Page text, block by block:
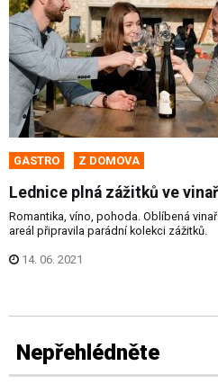
GASTRO Z DOMOVA
Lednice plná zážitků ve
Romantika, víno, pohoda. Oblíbená
areál připravila parádní kolekci zážitků.
14. 06. 2021
Nepřehlédněte